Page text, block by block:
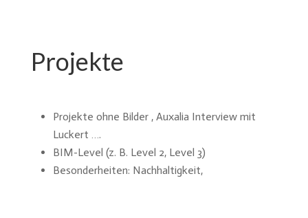
Projekte
Projekte ohne Bilder , Auxalia Interview mit
Luckert ….
BIM-Level (z. B. Level 2, Level 3)
Besonderheiten: Nachhaltigkeit,